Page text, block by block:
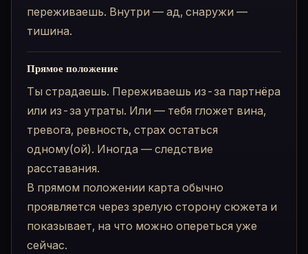
переживаешь. Внутри — ад, снаружи —
тишина.
Прямое положение
Ты страдаешь. Переживаешь из-за партнёра
или из-за утраты. Или — тебя гложет вина,
тревога, ревность, страх остаться
одному(ой). Иногда — следствие
расставания.
В прямом положении карта обычно
проявляется через зрелую сторону сюжета и
показывает, на что можно опереться уже
сейчас.